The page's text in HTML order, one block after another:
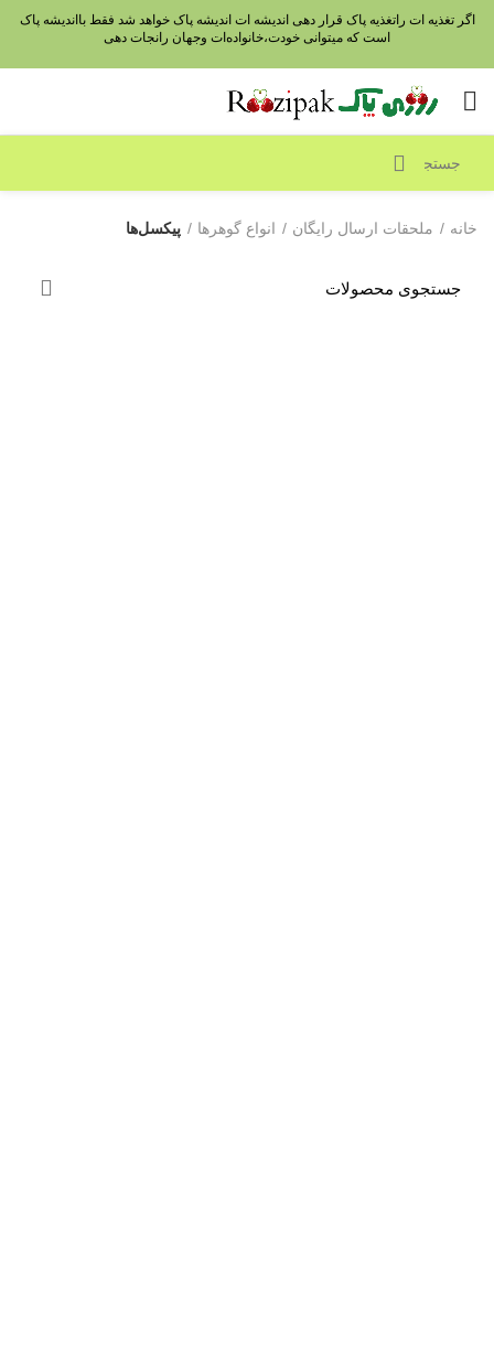
اگر تغذیه ات راتغذیه پاک قرار دهی اندیشه ات اندیشه پاک خواهد شد فقط بااندیشه پاک
است که میتوانی خودت،خانواده‌ات وجهان رانجات دهی
خانه ملحقات ارسال رایگان انواع گوهرها پیکسل‌ها